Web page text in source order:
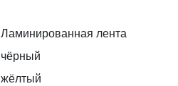
Ламинированная лента
чёрный
жёлтый